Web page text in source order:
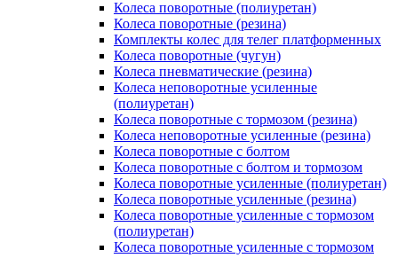
Колеса поворотные (полиуретан)
Колеса поворотные (резина)
Комплекты колес для телег платформенных
Колеса поворотные (чугун)
Колеса пневматические (резина)
Колеса неповоротные усиленные
(полиуретан)
Колеса поворотные c тормозом (резина)
Колеса неповоротные усиленные (резина)
Колеса поворотные с болтом
Колеса поворотные с болтом и тормозом
Колеса поворотные усиленные (полиуретан)
Колеса поворотные усиленные (резина)
Колеса поворотные усиленные с тормозом
(полиуретан)
Колеса поворотные усиленные с тормозом